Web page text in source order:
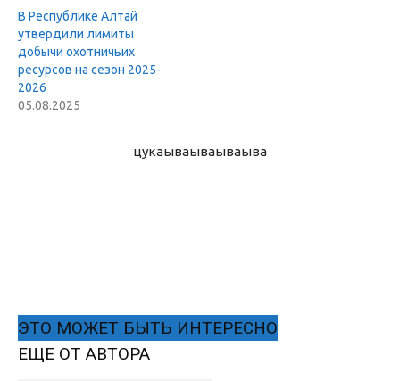
В Республике Алтай
утвердили лимиты
добычи охотничьих
ресурсов на сезон 2025-
2026
05.08.2025
цукаываываываыва
ЭТО МОЖЕТ БЫТЬ ИНТЕРЕСНО
ЕЩЕ ОТ АВТОРА